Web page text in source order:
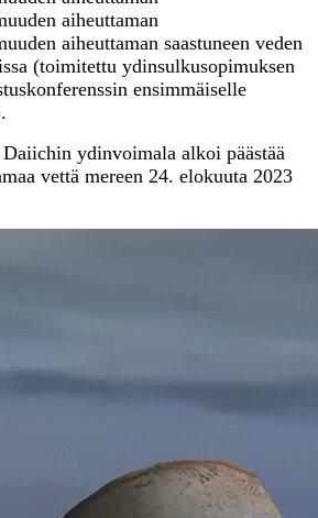
aiheuttaman
aiheuttaman saastuneen veden
(toimitettu ydinsulkusopimuksen
ensimmäiselle
ydinvoimala alkoi päästää
vettä mereen 24. elokuuta 2023